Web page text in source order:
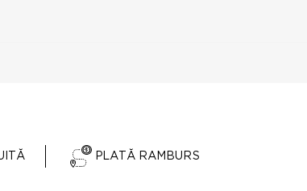
PLATĂ RAMBURS